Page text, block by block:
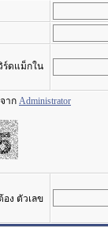
ร์ดแม็กใน
าก Administrator
ง ตัวเลข